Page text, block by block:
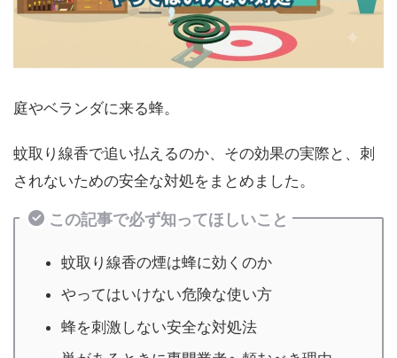
庭やベランダに来る蜂。
蚊取り線香で追い払えるのか、その効果の実際と、刺
されないための安全な対処をまとめました。
この記事で必ず知ってほしいこと
蚊取り線香の煙は蜂に効くのか
やってはいけない危険な使い方
蜂を刺激しない安全な対処法